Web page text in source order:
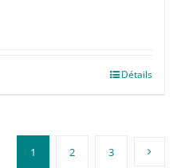
Détails
1 2 3